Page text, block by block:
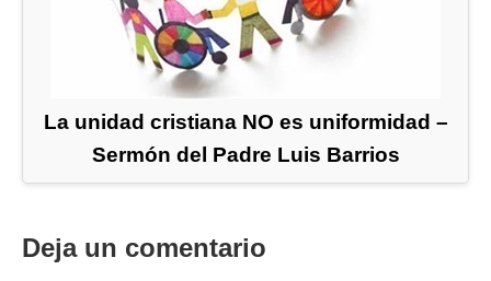
La unidad cristiana NO es uniformidad –
Sermón del Padre Luis Barrios
Deja un comentario